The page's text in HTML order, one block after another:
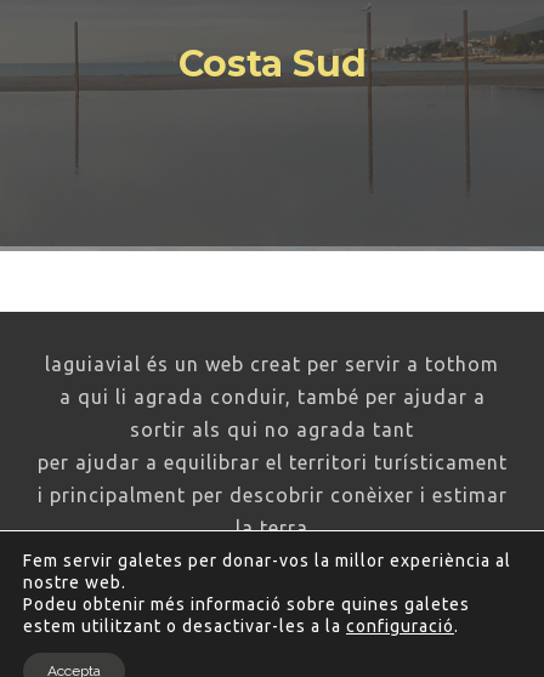
Costa Sud
laguiavial és un web creat per servir a tothom
a qui li agrada conduir, també per ajudar a
sortir als qui no agrada tant
per ajudar a equilibrar el territori turísticament
i principalment per descobrir conèixer i estimar
la terra
un web sense ànim de lucre
Fem servir galetes per donar-vos la millor experiència al
nostre web.
Podeu obtenir més informació sobre quines galetes
estem utilitzant o desactivar-les a la configuració.
Accepta